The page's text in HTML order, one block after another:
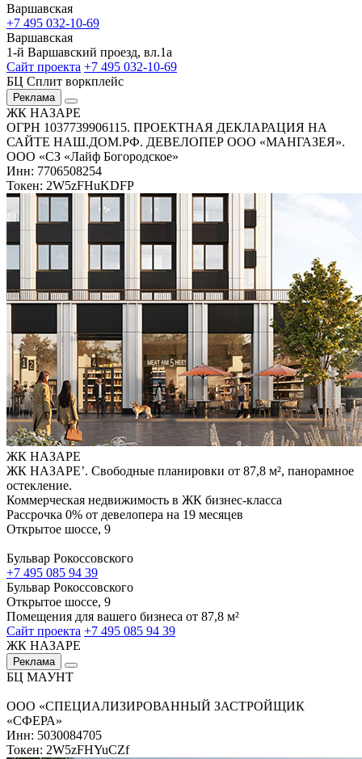
Варшавская
+7 495 032-10-69
Варшавская
1-й Варшавский проезд, вл.1а
Сайт проекта +7 495 032-10-69
БЦ Сплит воркплейс
Реклама
ЖК НАЗАРЕ
ОГРН 1037739906115. ПРОЕКТНАЯ ДЕКЛАРАЦИЯ НА
САЙТЕ НАШ.ДОМ.РФ. ДЕВЕЛОПЕР ООО «МАНГАЗЕЯ».
ООО «СЗ «Лайф Богородское»
Инн: 7706508254
Токен: 2W5zFHuKDFP
ЖК НАЗАРЕ
ЖК НАЗАРЕ’. Свободные планировки от 87,8 м², панорамное
остекление.
Коммерческая недвижимость в ЖК бизнес-класса
Рассрочка 0% от девелопера на 19 месяцев
Открытое шоссе, 9
Бульвар Рокоссовского
+7 495 085 94 39
Бульвар Рокоссовского
Открытое шоссе, 9
Помещения для вашего бизнеса от 87,8 м²
Сайт проекта +7 495 085 94 39
ЖК НАЗАРЕ
Реклама
БЦ МАУНТ
ООО «СПЕЦИАЛИЗИРОВАННЫЙ ЗАСТРОЙЩИК
«СФЕРА»
Инн: 5030084705
Токен: 2W5zFHYuCZf